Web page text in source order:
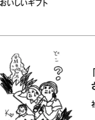
おいしいギフト
さん
社会の